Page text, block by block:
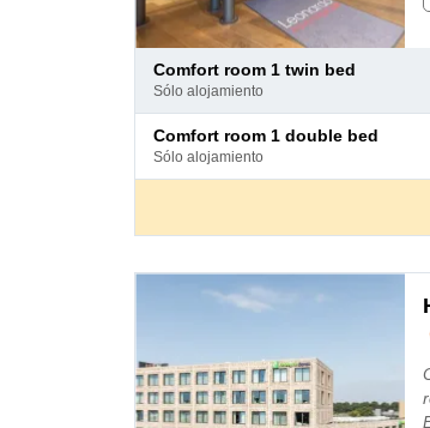
comfort room 1 twin bed
sólo alojamiento
comfort room 1 double bed
sólo alojamiento